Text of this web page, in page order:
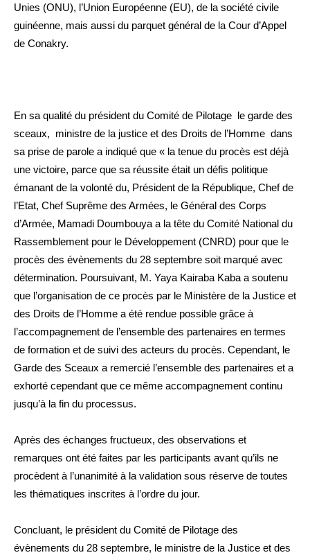
Unies (ONU), l’Union Européenne (EU), de la société civile
guinéenne, mais aussi du parquet général de la Cour d’Appel
de Conakry.
En sa qualité du président du Comité de Pilotage le garde des
sceaux, ministre de la justice et des Droits de l’Homme dans
sa prise de parole a indiqué que « la tenue du procès est déjà
une victoire, parce que sa réussite était un défis politique
émanant de la volonté du, Président de la République, Chef de
l’Etat, Chef Suprême des Armées, le Général des Corps
d’Armée, Mamadi Doumbouya a la tête du Comité National du
Rassemblement pour le Développement (CNRD) pour que le
procès des évènements du 28 septembre soit marqué avec
détermination. Poursuivant, M. Yaya Kairaba Kaba a soutenu
que l’organisation de ce procès par le Ministère de la Justice et
des Droits de l’Homme a été rendue possible grâce à
l’accompagnement de l’ensemble des partenaires en termes
de formation et de suivi des acteurs du procès. Cependant, le
Garde des Sceaux a remercié l’ensemble des partenaires et a
exhorté cependant que ce même accompagnement continu
jusqu’à la fin du processus.
Après des échanges fructueux, des observations et
remarques ont été faites par les participants avant qu’ils ne
procèdent à l’unanimité à la validation sous réserve de toutes
les thématiques inscrites à l’ordre du jour.
Concluant, le président du Comité de Pilotage des
évènements du 28 septembre, le ministre de la Justice et des